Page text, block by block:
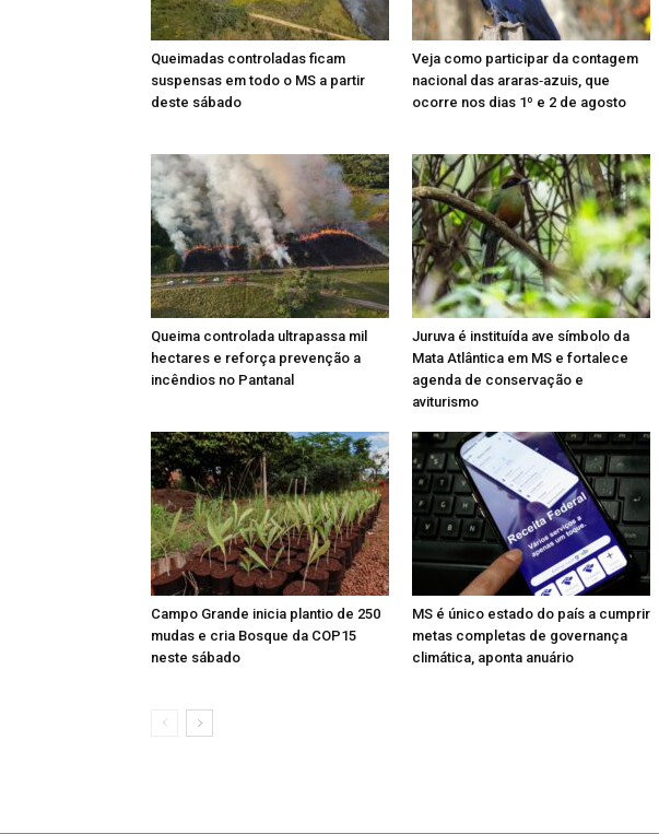
Queimadas controladas ficam
suspensas em todo o MS a partir
deste sábado
Veja como participar da contagem
nacional das araras‑azuis, que
ocorre nos dias 1º e 2 de agosto
Queima controlada ultrapassa mil
hectares e reforça prevenção a
incêndios no Pantanal
Juruva é instituída ave símbolo da
Mata Atlântica em MS e fortalece
agenda de conservação e
aviturismo
Campo Grande inicia plantio de 250
mudas e cria Bosque da COP15
neste sábado
MS é único estado do país a cumprir
metas completas de governança
climática, aponta anuário